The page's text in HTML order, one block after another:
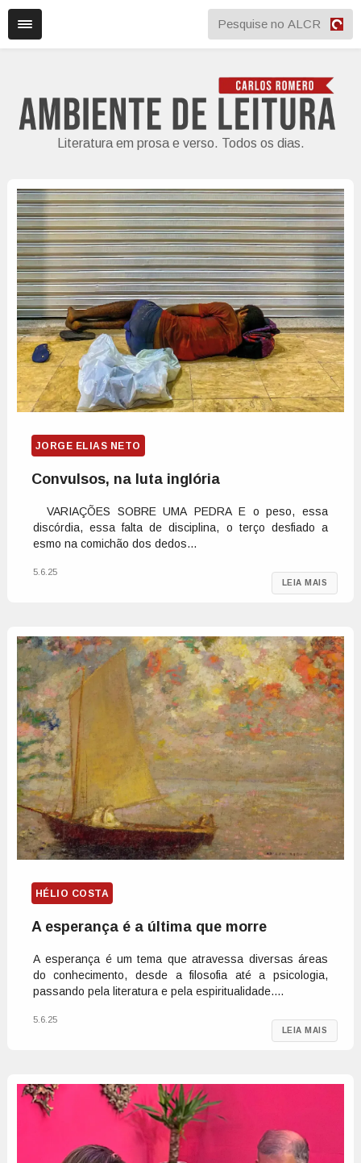
Literatura em prosa e verso. Todos os dias.
JORGE ELIAS NETO
Convulsos, na luta inglória
VARIAÇÕES SOBRE UMA PEDRA E o peso, essa
discórdia, essa falta de disciplina, o terço desfiado a
esmo na comichão dos dedos...
LEIA MAIS
5.6.25
HÉLIO COSTA
A esperança é a última que morre
A esperança é um tema que atravessa diversas áreas
do conhecimento, desde a filosofia até a psicologia,
passando pela literatura e pela espiritualidade....
LEIA MAIS
5.6.25